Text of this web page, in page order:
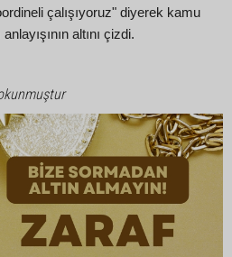
çalışıyoruz" diyerek kamu
altını çizdi.